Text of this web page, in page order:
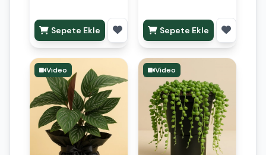
Sepete Ekle Sepete Ekle
Video Video